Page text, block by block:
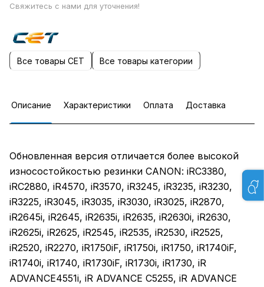
Свяжитесь с нами для уточнения!
Все товары CET Все товары категории
Описание Характеристики Оплата Доставка
Обновленная версия отличается более высокой
износостойкостью резинки CANON: iRC3380,
iRC2880, iR4570, iR3570, iR3245, iR3235, iR3230,
iR3225, iR3045, iR3035, iR3030, iR3025, iR2870,
iR2645i, iR2645, iR2635i, iR2635, iR2630i, iR2630,
iR2625i, iR2625, iR2545, iR2535, iR2530, iR2525,
iR2520, iR2270, iR1750iF, iR1750i, iR1750, iR1740iF,
iR1740i, iR1740, iR1730iF, iR1730i, iR1730, iR
ADVANCE4551i, iR ADVANCE C5255, iR ADVANCE